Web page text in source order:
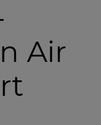
Air